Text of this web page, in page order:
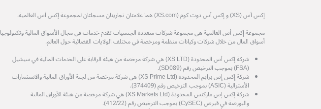
إكس أس (XS) و إكس أس دوت كوم (XS.com) هما علامتان تجاريتان مسجلتان لمجموعة إكس أس العالمية.
مجموعة إكس أس العالمية هي مجموعة شركات متعددة الجنسيات تقدم خدمات في مجال الأسواق المالية وتكنولوجيا
أسواق المال من خلال شركات وكيانات منظمة ومرخصة في مختلف الولايات القضائية حول العالم.
شركة إكس أس المحدودة (XS LTD) هي شركة مرخصة من هيئة الرقابة على الخدمات المالية في سيشيل
(FSA) بموجب الترخيص رقم (SD089).
شركة إكس إس برايم المحدودة (XS Prime Ltd) هي شركة مرخصة من لجنة الأوراق المالية والاستثمارات
الأسترالية (ASIC) بموجب الترخيص رقم (374409).
شركة إكس إس ماركتس المحدودة (XS Markets Ltd) هي شركة مرخصة من هيئة الأوراق المالية
والبورصة في قبرص (CySEC) بموجب الترخيص رقم (412/22).